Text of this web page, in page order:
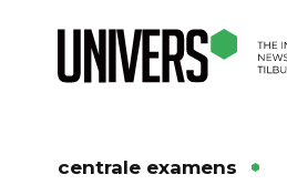
centrale examens